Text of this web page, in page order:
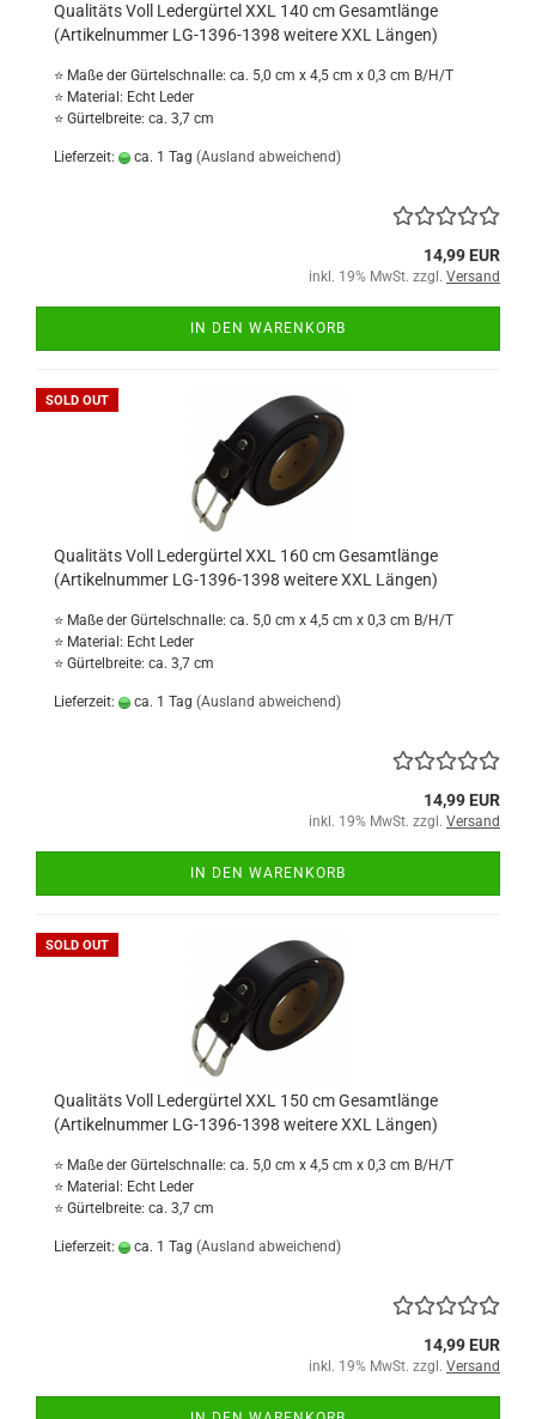
Qualitäts Voll Ledergürtel XXL 140 cm Gesamtlänge
(Artikelnummer LG-1396-1398 weitere XXL Längen)
⭐ Maße der Gürtelschnalle: ca. 5,0 cm x 4,5 cm x 0,3 cm B/H/T
⭐ Material: Echt Leder
⭐ Gürtelbreite: ca. 3,7 cm
Lieferzeit: ca. 1 Tag (Ausland abweichend)
14,99 EUR
inkl. 19% MwSt. zzgl. Versand
IN DEN WARENKORB
SOLD OUT
Qualitäts Voll Ledergürtel XXL 160 cm Gesamtlänge
(Artikelnummer LG-1396-1398 weitere XXL Längen)
⭐ Maße der Gürtelschnalle: ca. 5,0 cm x 4,5 cm x 0,3 cm B/H/T
⭐ Material: Echt Leder
⭐ Gürtelbreite: ca. 3,7 cm
Lieferzeit: ca. 1 Tag (Ausland abweichend)
14,99 EUR
inkl. 19% MwSt. zzgl. Versand
IN DEN WARENKORB
SOLD OUT
Qualitäts Voll Ledergürtel XXL 150 cm Gesamtlänge
(Artikelnummer LG-1396-1398 weitere XXL Längen)
⭐ Maße der Gürtelschnalle: ca. 5,0 cm x 4,5 cm x 0,3 cm B/H/T
⭐ Material: Echt Leder
⭐ Gürtelbreite: ca. 3,7 cm
Lieferzeit: ca. 1 Tag (Ausland abweichend)
14,99 EUR
inkl. 19% MwSt. zzgl. Versand